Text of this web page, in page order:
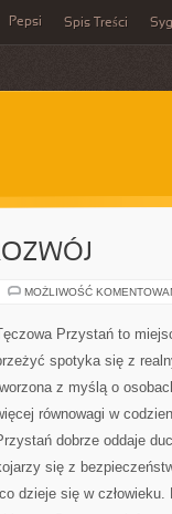
Pepsi Spis Treści
MOŻLIWOŚĆ
Przystań to
spotyka się z
z myślą o
równowagi w
dobrze oddaje
się z
dzieje się w człowieku.